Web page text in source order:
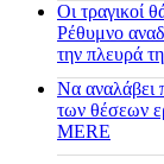
Οι τραγικοί
Ρέθυμνο
την πλευρά
Να αναλάβει
των θέσεων
MERE